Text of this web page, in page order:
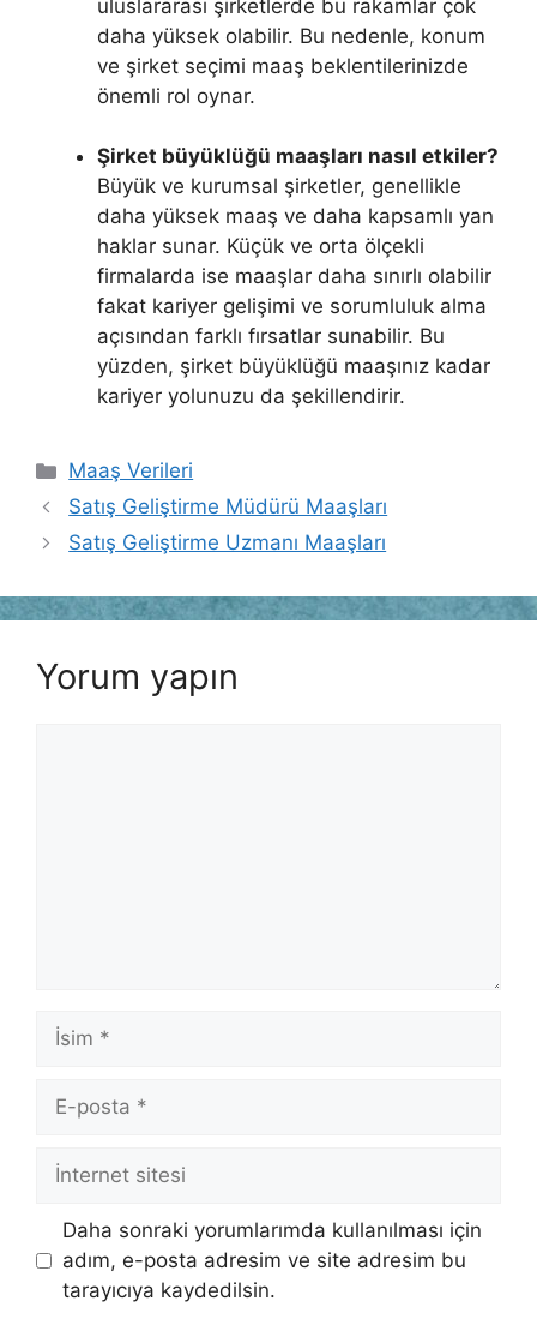
uluslararası şirketlerde bu rakamlar çok
daha yüksek olabilir. Bu nedenle, konum
ve şirket seçimi maaş beklentilerinizde
önemli rol oynar.
Şirket büyüklüğü maaşları nasıl etkiler?
Büyük ve kurumsal şirketler, genellikle
daha yüksek maaş ve daha kapsamlı yan
haklar sunar. Küçük ve orta ölçekli
firmalarda ise maaşlar daha sınırlı olabilir
fakat kariyer gelişimi ve sorumluluk alma
açısından farklı fırsatlar sunabilir. Bu
yüzden, şirket büyüklüğü maaşınız kadar
kariyer yolunuzu da şekillendirir.
Kategoriler
Maaş Verileri
Satış Geliştirme Müdürü Maaşları
Satış Geliştirme Uzmanı Maaşları
Yorum yapın
İsim
posta
İnternet
Daha sonraki yorumlarımda kullanılması için
adım, e-posta adresim ve site adresim bu
tarayıcıya kaydedilsin.